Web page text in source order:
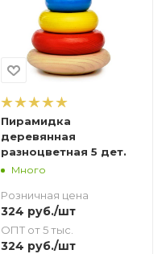
Пирамидка
деревянная
разноцветная 5 дет.
Много
Розничная цена
324 руб./шт
ОПТ от 5 тыс.
324 руб./шт